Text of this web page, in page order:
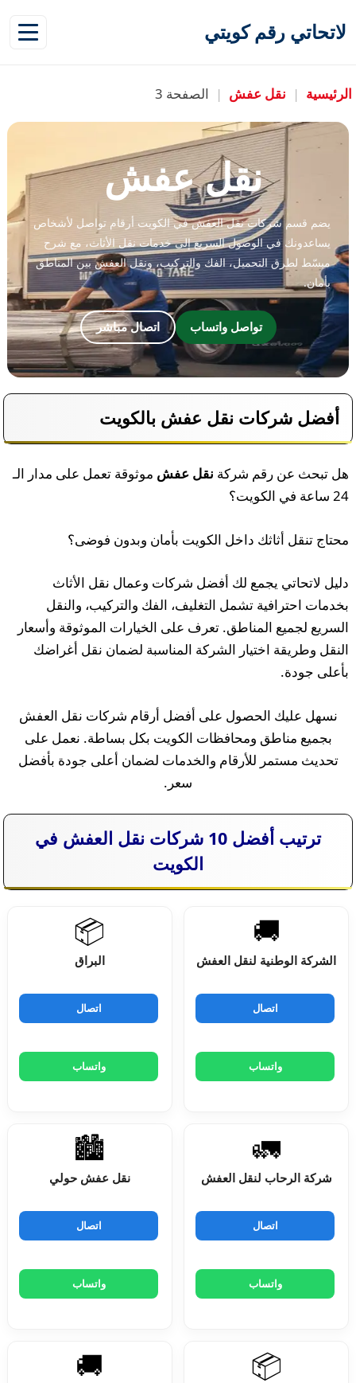
لاتحاتي رقم كويتي
الرئيسية | نقل عفش | الصفحة 3
نقل عفش
يضم قسم شركات نقل العفش في الكويت أرقام تواصل لأشخاص
يساعدونك في الوصول السريع إلى خدمات نقل الأثاث، مع شرح
مبسّط لطرق التحميل، الفك والتركيب، ونقل العفش بين المناطق
بأمان.
تواصل واتساب اتصال مباشر
أفضل شركات نقل عفش بالكويت
هل تبحث عن رقم شركة نقل عفش موثوقة تعمل على مدار الـ
24 ساعة في الكويت؟
محتاج تنقل أثاثك داخل الكويت بأمان وبدون فوضى؟
دليل لاتحاتي يجمع لك أفضل شركات وعمال نقل الأثاث
بخدمات احترافية تشمل التغليف، الفك والتركيب، والنقل
السريع لجميع المناطق. تعرف على الخيارات الموثوقة وأسعار
النقل وطريقة اختيار الشركة المناسبة لضمان نقل أغراضك
بأعلى جودة.
نسهل عليك الحصول على أفضل أرقام شركات نقل العفش
بجميع مناطق ومحافظات الكويت بكل بساطة. نعمل على
تحديث مستمر للأرقام والخدمات لضمان أعلى جودة بأفضل
سعر.
ترتيب أفضل 10 شركات نقل العفش في
الكويت
🚚
الشركة الوطنية لنقل العفش
اتصال
واتساب
📦
البراق
اتصال
واتساب
🚛
شركة الرحاب لنقل العفش
اتصال
واتساب
🏙️
نقل عفش حولي
اتصال
واتساب
📦
🚚